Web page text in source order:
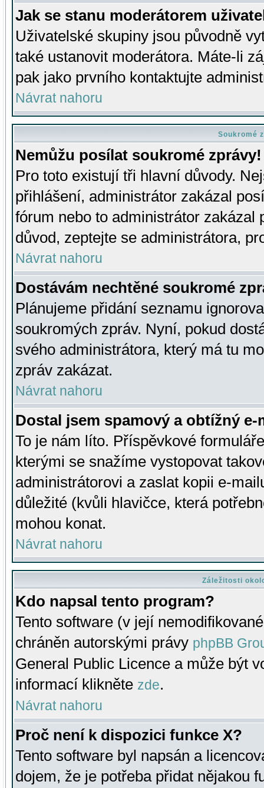
Jak se stanu moderátorem
Uživatelské skupiny jsou původně
také ustanovit moderátora. Máte-li
pak jako prvního kontaktujte
Návrat nahoru
Soukromé
Nemůžu posílat soukromé zprávy!
Pro toto existují tři hlavní důvody.
přihlášení, administrátor zakázal
fórum nebo to administrátor zakázal
důvod, zeptejte se administrátora,
Návrat nahoru
Dostávám nechtěné soukromé
Plánujeme přidání seznamu
soukromých zpráv. Nyní, pokud
svého administrátora, který má tu
zpráv zakázat.
Návrat nahoru
Dostal jsem spamový a obtížný
To je nám líto. Příspěvkové
kterými se snažíme vystopovat
administrátorovi a zaslat kopii e-
důležité (kvůli hlavičce, která
mohou konat.
Návrat nahoru
Záležitosti
Kdo napsal tento program?
Tento software (v její
chráněn autorskými právy phpBB
General Public Licence a může být
informací klikněte zde.
Návrat nahoru
Proč není k dispozici funkce X?
Tento software byl napsán a
dojem, že je potřeba přidat nějakou